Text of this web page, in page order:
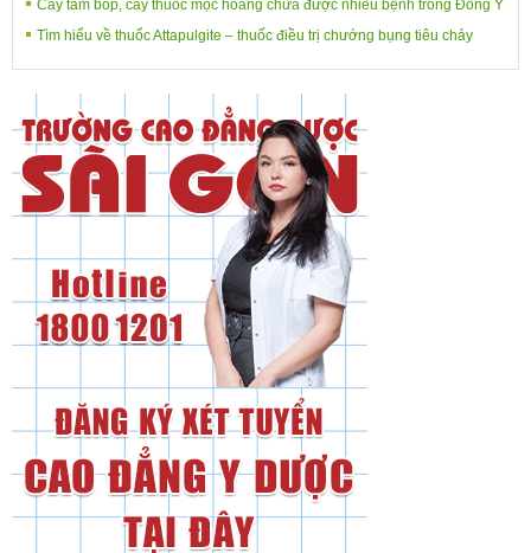
Cây tầm bóp, cây thuốc mọc hoang chữa được nhiều bệnh trong Đông Y
Tìm hiểu về thuốc Attapulgite – thuốc điều trị chướng bụng tiêu chảy